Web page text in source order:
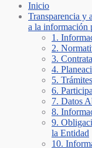
Inicio
Transparencia y
a la información
1.
2.
3.
4.
5. Trámites
6. Participa
7. Datos
8.
9.
la Entidad
10.